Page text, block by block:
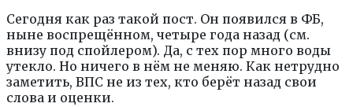
Сегодня как раз такой пост. Он появился в ФБ,
ныне воспрещённом, четыре года назад (см.
внизу под спойлером). Да, с тех пор много воды
утекло. Но ничего в нём не меняю. Как нетрудно
заметить, ВПС не из тех, кто берёт назад свои
слова и оценки.